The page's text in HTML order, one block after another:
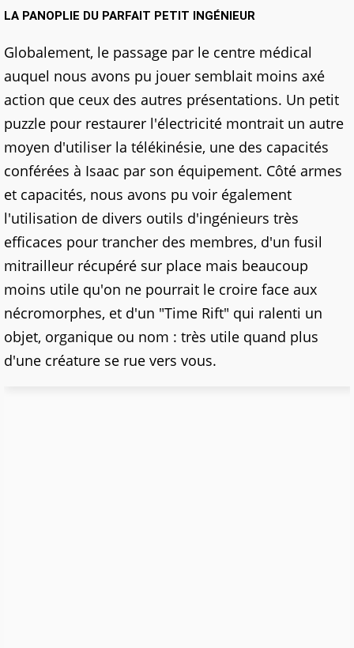
LA PANOPLIE DU PARFAIT PETIT INGÉNIEUR
Globalement, le passage par le centre médical
auquel nous avons pu jouer semblait moins axé
action que ceux des autres présentations. Un petit
puzzle pour restaurer l'électricité montrait un autre
moyen d'utiliser la télékinésie, une des capacités
conférées à Isaac par son équipement. Côté armes
et capacités, nous avons pu voir également
l'utilisation de divers outils d'ingénieurs très
efficaces pour trancher des membres, d'un fusil
mitrailleur récupéré sur place mais beaucoup
moins utile qu'on ne pourrait le croire face aux
nécromorphes, et d'un "Time Rift" qui ralenti un
objet, organique ou nom : très utile quand plus
d'une créature se rue vers vous.